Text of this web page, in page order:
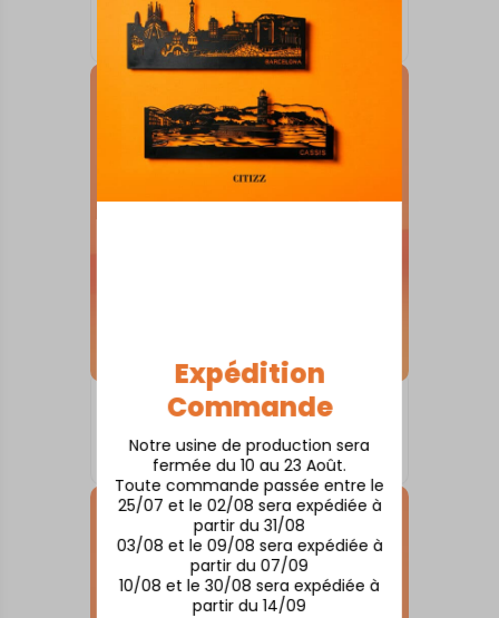
Expédition
Commande
Notre usine de production sera
fermée du 10 au 23 Août.
Toute commande passée entre le
25/07 et le 02/08 sera expédiée à
partir du 31/08
03/08 et le 09/08 sera expédiée à
partir du 07/09
10/08 et le 30/08 sera expédiée à
partir du 14/09
Amiens
À partir de80,00€
SKYLINE SUR SOCLE
Andernos
À partir de80,00€